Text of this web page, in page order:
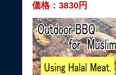
価格：3830円